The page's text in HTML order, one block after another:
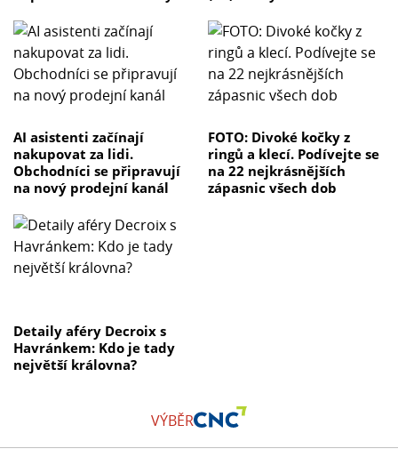
AI asistenti začínají
nakupovat za lidi.
Obchodníci se připravují
na nový prodejní kanál
FOTO: Divoké kočky z
ringů a klecí. Podívejte se
na 22 nejkrásnějších
zápasnic všech dob
Detaily aféry Decroix s
Havránkem: Kdo je tady
největší královna?
VÝBĚR